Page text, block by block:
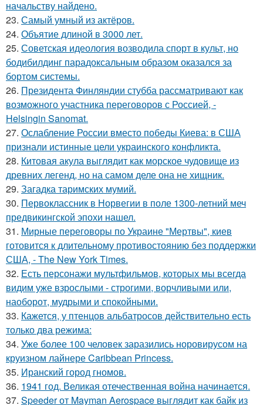
начальству найдено.
23. Самый умный из актёров.
24. Объятие длиной в 3000 лет.
25. Советская идеология возводила спорт в культ, но
бодибилдинг парадоксальным образом оказался за
бортом системы.
26. Президента Финляндии стубба рассматривают как
возможного участника переговоров с Россией, -
Helsingin Sanomat.
27. Ослабление России вместо победы Киева: в США
признали истинные цели украинского конфликта.
28. Китовая акула выглядит как морское чудовище из
древних легенд, но на самом деле она не хищник.
29. Загадка таримских мумий.
30. Первоклассник в Норвегии в поле 1300-летний меч
предвикингской эпохи нашел.
31. Мирные переговоры по Украине "Мертвы", киев
готовится к длительному противостоянию без поддержки
США, - The New York Times.
32. Есть персонажи мультфильмов, которых мы всегда
видим уже взрослыми - строгими, ворчливыми или,
наоборот, мудрыми и спокойными.
33. Кажется, у птенцов альбатросов действительно есть
только два режима:
34. Уже более 100 человек заразились норовирусом на
круизном лайнере Caribbean Princess.
35. Иранский город гномов.
36. 1941 год. Великая отечественная война начинается.
37. Speeder от Mayman Aerospace выглядит как байк из